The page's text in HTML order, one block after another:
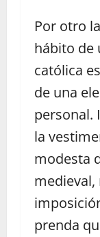
Por otro
hábito de
católica
de una
personal.
la
modesta
medieval,
prenda